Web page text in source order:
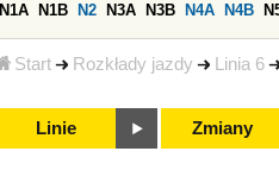
Start Rozkłady jazdy Linia 6
N1A N1B N2 N3A N3B N4A N4B
Linie Zmiany